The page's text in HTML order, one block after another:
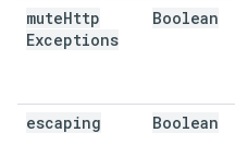
muteHttp
Exceptions
Boolean
escaping Boolean